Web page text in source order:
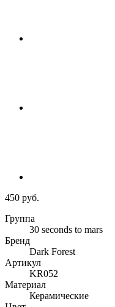
450 руб.
Группа
30 seconds to mars
Бренд
Dark Forest
Артикул
KR052
Материал
Керамические